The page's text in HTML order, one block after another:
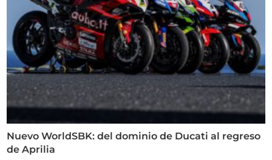
Nuevo WorldSBK: del dominio de Ducati al regreso
de Aprilia